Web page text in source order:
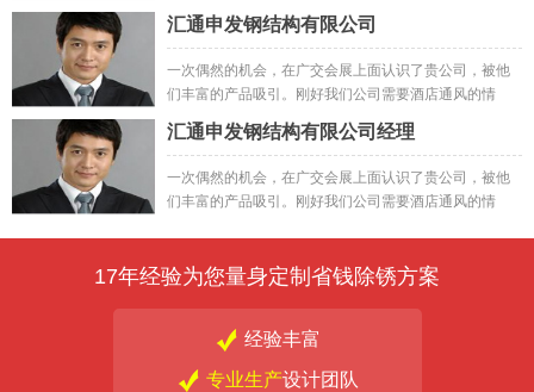
况，就抱着试试的心态先试了小样，然后订购了一批;之
后做出来的成品一次偶然的机会，在广交会展上面认识
酒店通风的情况，就抱着试试的心态先试了小样，然后
订购了一批;之后做出来的成品
汇通申发钢结构有限公司
一次偶然的机会，在广交会展上面认识了贵公司，被他
们丰富的产品吸引。刚好我们公司需要酒店通风的情
况，就抱着试试的心态先试了小样，然后订购了一批;之
后做出来的成品
汇通申发钢结构有限公司经理
一次偶然的机会，在广交会展上面认识了贵公司，被他
们丰富的产品吸引。刚好我们公司需要酒店通风的情
17年经验为您量身定制省钱除锈方案
经验丰富
专业生产设计团队